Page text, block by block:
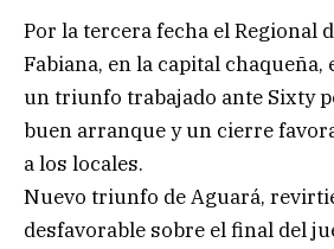
Por la tercera fecha el Regional
Fabiana, en la capital
un triunfo trabajado ante Sixty
buen arranque y un cierre
a los locales.
Nuevo triunfo de Aguará,
desfavorable sobre el final del